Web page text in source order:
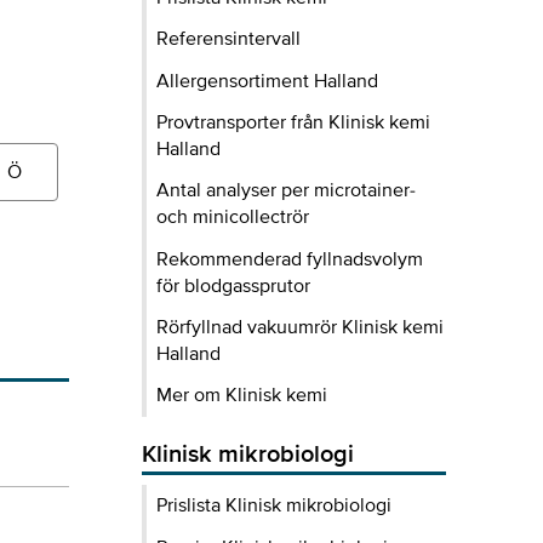
Ö
Referensintervall
Allergensortiment Halland
Provtransporter från Klinisk kemi
Halland
Antal analyser per microtainer-
och minicollectrör
Rekommenderad fyllnadsvolym
för blodgassprutor
Rörfyllnad vakuumrör Klinisk kemi
Halland
Mer om Klinisk kemi
Klinisk mikrobiologi
Prislista Klinisk mikrobiologi